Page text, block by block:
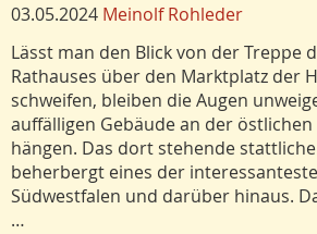
03.05.2024 Meinolf Rohleder
Lässt man den Blick von der Treppe
Rathauses über den Marktplatz der
schweifen, bleiben die Augen
auffälligen Gebäude an der östlichen
hängen. Das dort stehende stattliche
beherbergt eines der
Südwestfalen und darüber hinaus.
…